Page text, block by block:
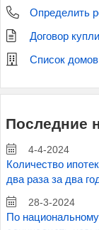
Определить
Договор
Список домов
Последние
4-4-2024
Количество
два раза за два
28-3-2024
По национальному